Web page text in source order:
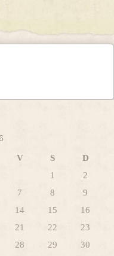
V S
D
1
2
7 8
9
14 15
16
21 22
23
28 29
30